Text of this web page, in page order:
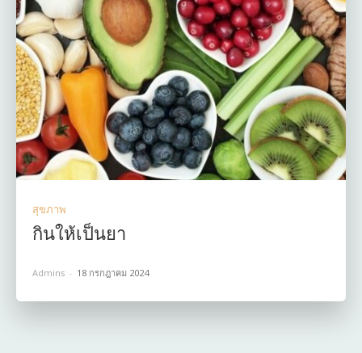
สุขภาพ
กินให้เป็นยา
Admins - 18 กรกฎาคม 2024